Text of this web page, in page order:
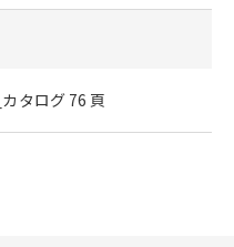
タログ 76 頁